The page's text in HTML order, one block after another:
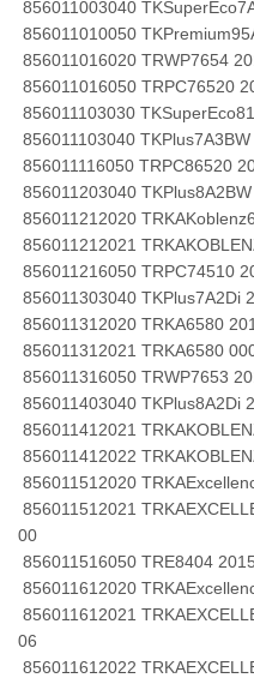
856011003040
856011010050
856011016020 TRWP7654
856011016050 TRPC76520
856011103030
856011103040
856011116050 TRPC86520
856011203040
856011212020
856011212021
856011216050 TRPC74510
856011303040 TKPlus7A2Di
856011312020 TRKA6580
856011312021 TRKA6580
856011316050 TRWP7653
856011403040 TKPlus8A2Di
856011412021
856011412022
856011512020
856011512021
00
856011516050 TRE8404
856011612020
856011612021
06
856011612022